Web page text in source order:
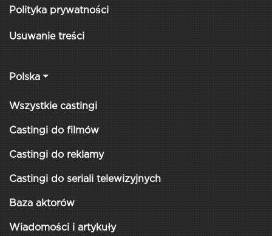
Polityka prywatności
Usuwanie treści
Polska
Wszystkie castingi
Castingi do filmów
Castingi do reklamy
Castingi do seriali telewizyjnych
Baza aktorów
Wiadomości i artykuły